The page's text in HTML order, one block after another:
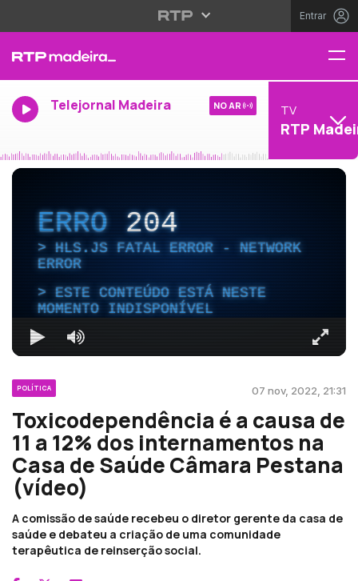
Entrar
Telejornal Madeira NO AR TV
RTP
ERRO204
HLS.JS FATAL ERROR - NETWORK
ERROR
ESTE CONTEÚDO ESTÁ NESTE
MOMENTO INDISPONÍVEL
POLÍTICA 07 nov, 2022, 21:31
Toxicodependência é a causa de
11 a 12% dos internamentos na
Casa de Saúde Câmara Pestana
(vídeo)
A comissão de saúde recebeu o diretor gerente da casa de
saúde e debateu a criação de uma comunidade
terapêutica de reinserção social.